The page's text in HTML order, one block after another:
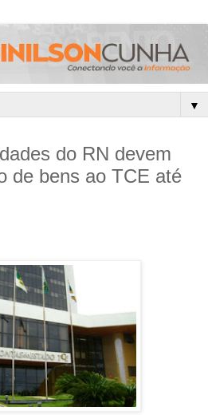
▼
do RN devem
de bens ao TCE até